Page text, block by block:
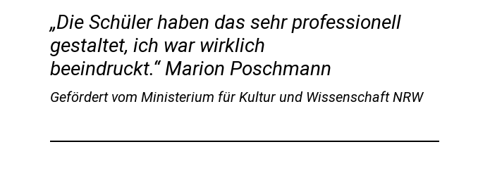
„Die Schüler haben das sehr professionell
gestaltet, ich war wirklich
beeindruckt.“Marion Poschmann
Gefördert vom Ministerium für Kultur und Wissenschaft NRW